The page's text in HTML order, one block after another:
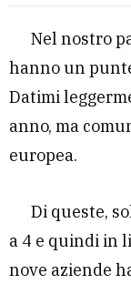
Nel nostro
hanno un
Datimi
anno, ma
europea.
Di queste,
a 4 e quindi in
nove aziende